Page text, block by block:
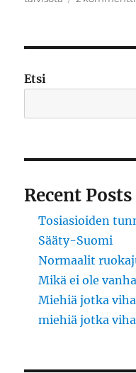
Etsi
Recent Posts
Tosiasioiden
Sääty-Suomi
Normaalit
Mikä ei ole
Miehiä jotka
miehiä jotka